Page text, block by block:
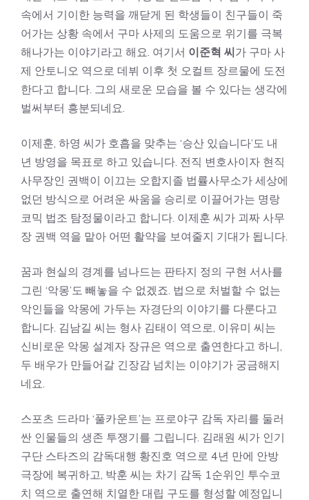
속에서 기이한 능력을 깨닫게 된 학생들이 친구들이 죽
어가는 상황 속에서 구마 사제의 도움으로 위기를 극복
해나가는 이야기라고 해요. 여기서 이준혁 씨가 구마 사
제 안토니오 역으로 데뷔 이후 첫 오컬트 장르물에 도전
한다고 합니다. 그의 새로운 모습을 볼 수 있다는 생각에
벌써부터 흥분되네요.
이제훈, 하영 씨가 호흡을 맞추는 ‘승산 있습니다’도 내
년 방영을 목표로 하고 있습니다. 전직 변호사이자 현직
사무장인 권백이 이끄는 오합지졸 법률사무소가 세상에
없던 방식으로 어려운 싸움을 승리로 이끌어가는 명랑
코믹 법조 탐정물이라고 합니다. 이제훈 씨가 괴짜 사무
장 권백 역을 맡아 어떤 활약을 보여줄지 기대가 됩니다.
꿈과 현실의 경계를 넘나드는 판타지 정의 구현 서사를
그린 ‘악몽’도 빼놓을 수 없겠죠. 법으로 처벌할 수 없는
악인들을 악몽에 가두는 자경단의 이야기를 다룬다고
합니다. 김남길 씨는 형사 김태이 역으로, 이유미 씨는
신비로운 악몽 설계자 장규은 역으로 출연한다고 하니,
두 배우가 만들어갈 긴장감 넘치는 이야기가 궁금해지
네요.
스포츠 드라마 ‘풀카운트’는 프로야구 감독 자리를 둘러
싼 인물들의 생존 투쟁기를 그립니다. 김래원 씨가 인기
구단 스타즈의 감독대행 황진호 역으로 4년 만에 안방
극장에 복귀하고, 박훈 씨는 차기 감독 1순위인 투수코
치 역으로 출연해 치열한 대립 구도를 형성할 예정입니